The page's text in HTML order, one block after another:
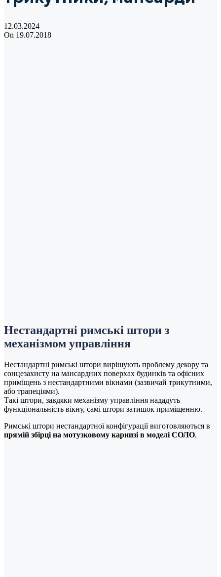
12.03.2024
On 19.07.2018
Нестандартні римські штори з
механізмом управління
Нестандартні римські штори вирішують проблему декору та
сонцезахисту на мансардних поверхах будинків та офісних
приміщень з нестандартними вікнами (зазвичай трикутними,
або трапеціями).
Такі штори, завдяки механізму управління нададуть
функціональність вікну, самі штори затишок приміщенню.
Римські штори нестандартної конфігурації виготовляються в
прямій збірці на мотузковому карнизі в моделі СОЛО.